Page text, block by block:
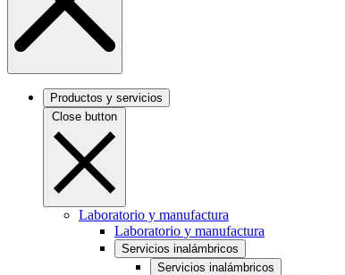
Productos y servicios
Close button
Laboratorio y manufactura
Laboratorio y manufactura
Servicios inalámbricos
Servicios inalámbricos